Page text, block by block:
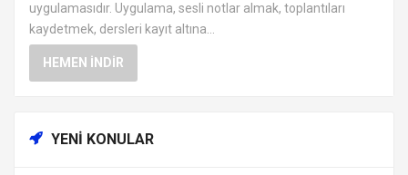
uygulamasıdır. Uygulama, sesli notlar almak, toplantıları
kaydetmek, dersleri kayıt altına...
HEMEN İNDIR
YENI KONULAR